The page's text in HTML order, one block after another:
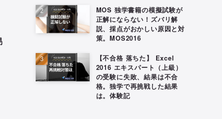
MOS 独学書籍の模擬試験が
正解にならない！ズバリ解
説、採点がおかしい原因と対
策。MOS2016
【不合格 落ちた】 Excel
2016 エキスパート（上級）
の受験に失敗、結果は不合
格。独学で再挑戦した結果
は。体験記